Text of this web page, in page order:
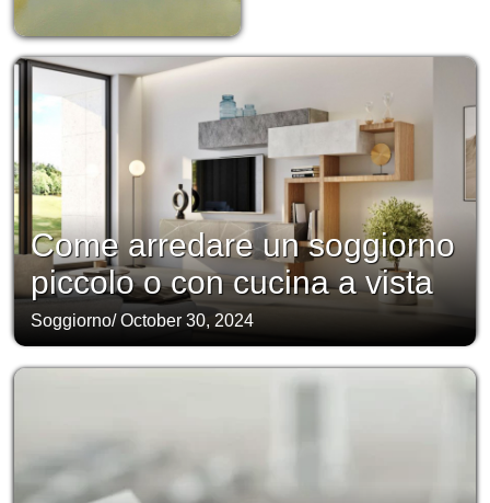
Come arredare un soggiorno
piccolo o con cucina a vista
Soggiorno/October 30, 2024